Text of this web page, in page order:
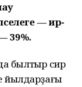
— ир-
39%.
былтыр сир
йылдарҙағы